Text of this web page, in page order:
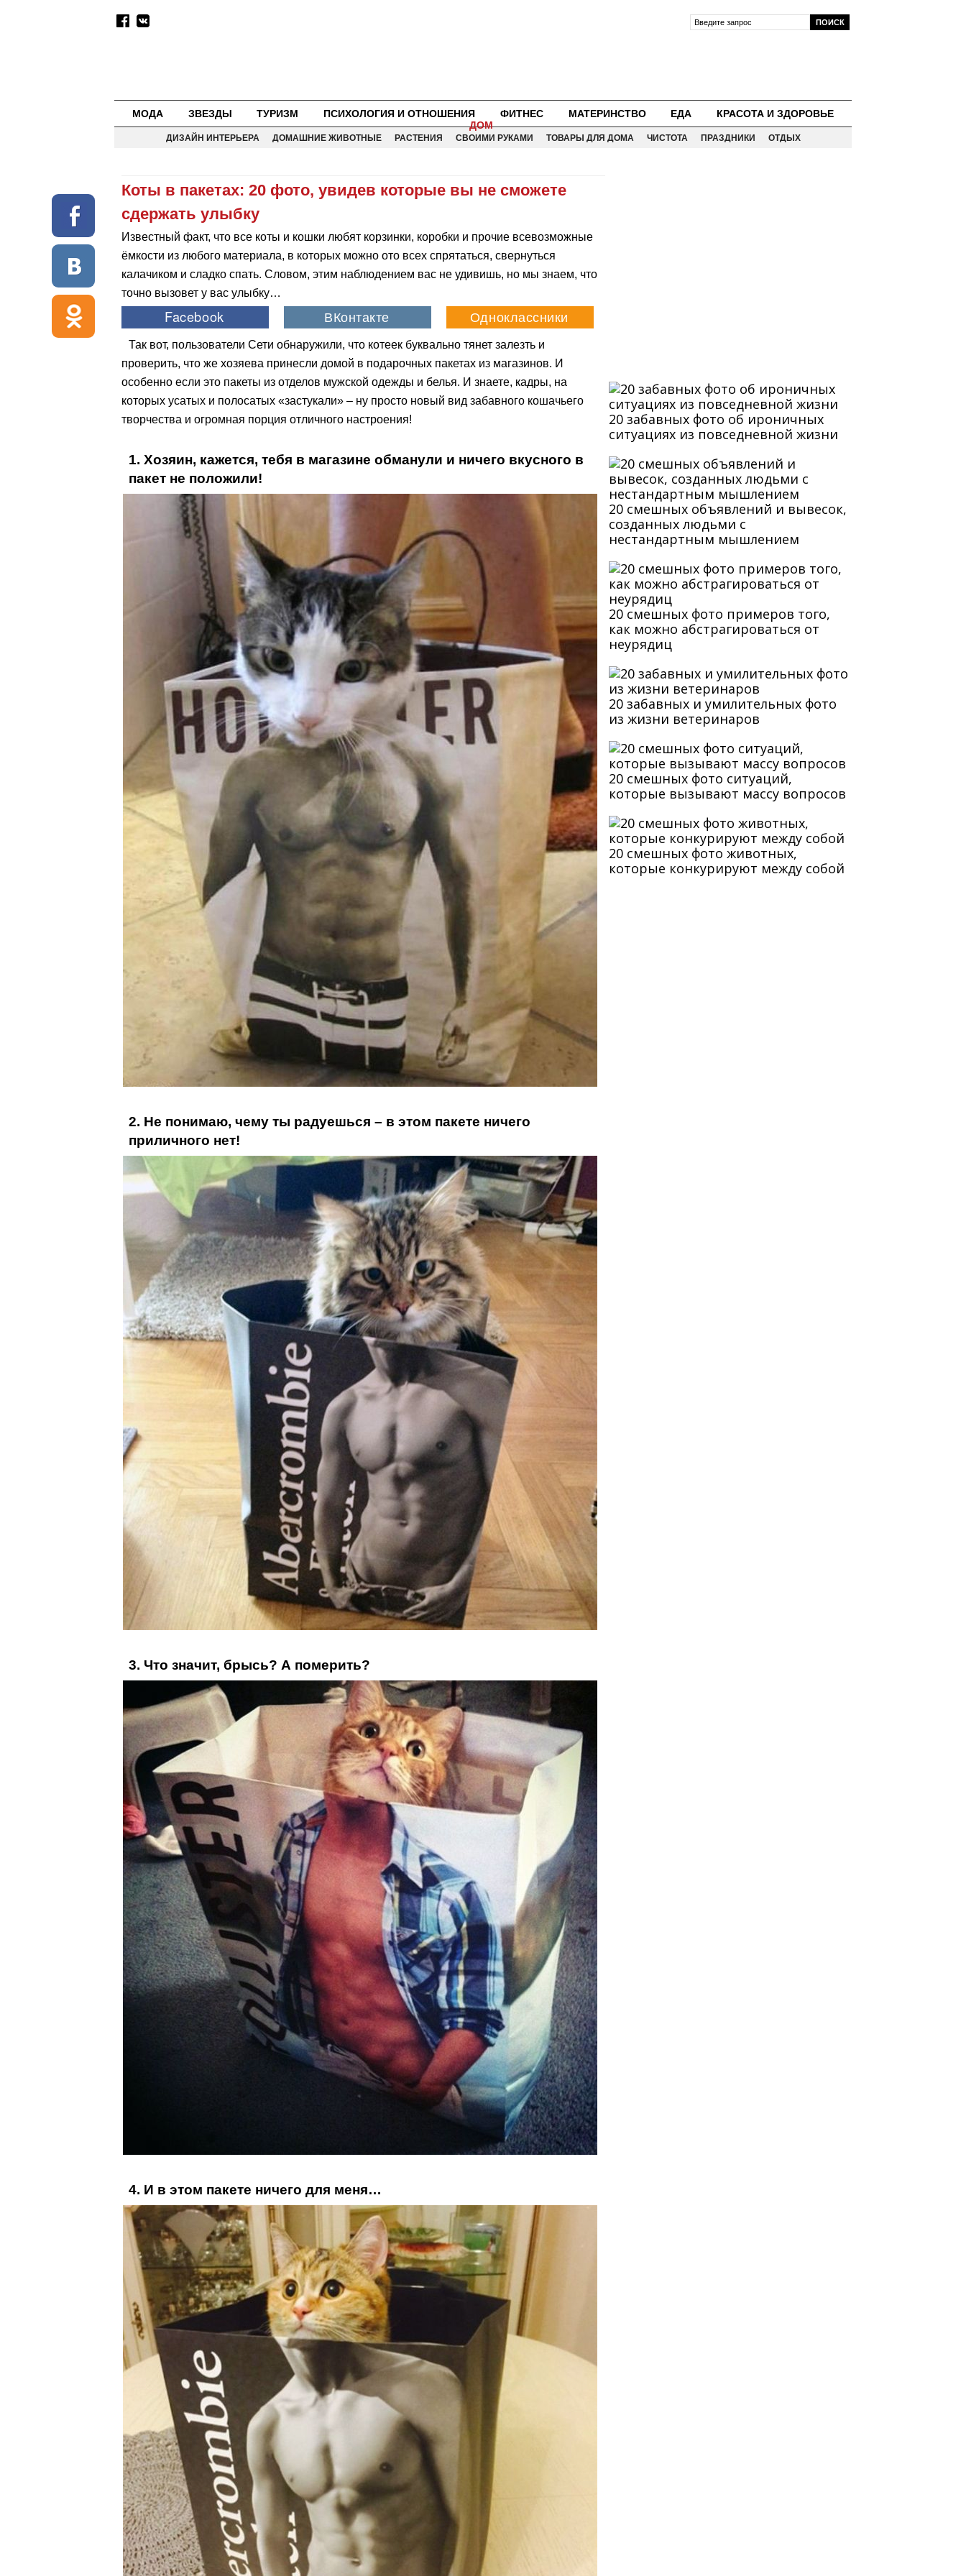
МОДА ЗВЕЗДЫ ТУРИЗМ ПСИХОЛОГИЯ И ОТНОШЕНИЯ ФИТНЕС МАТЕРИНСТВО ЕДА
КРАСОТА И ЗДОРОВЬЕ
ДОМ
ДИЗАЙН ИНТЕРЬЕРА ДОМАШНИЕ ЖИВОТНЫЕ РАСТЕНИЯ СВОИМИ РУКАМИ ТОВАРЫ ДЛЯ ДОМА ЧИСТОТА ПРАЗДНИКИ ОТДЫХ
Коты в пакетах: 20 фото, увидев которые вы не сможете
сдержать улыбку
Известный факт, что все коты и кошки любят корзинки, коробки и прочие всевозможные
ёмкости из любого материала, в которых можно ото всех спрятаться, свернуться
калачиком и сладко спать. Словом, этим наблюдением вас не удивишь, но мы знаем, что
точно вызовет у вас улыбку…
Так вот, пользователи Сети обнаружили, что котеек буквально тянет залезть и
проверить, что же хозяева принесли домой в подарочных пакетах из магазинов. И
особенно если это пакеты из отделов мужской одежды и белья. И знаете, кадры, на
которых усатых и полосатых «застукали» – ну просто новый вид забавного кошачьего
творчества и огромная порция отличного настроения!
1. Хозяин, кажется, тебя в магазине обманули и ничего вкусного в
пакет не положили!
2. Не понимаю, чему ты радуешься – в этом пакете ничего
приличного нет!
3. Что значит, брысь? А померить?
4. И в этом пакете ничего для меня…
20 забавных фото об ироничных
ситуациях из повседневной жизни
20 смешных объявлений и вывесок,
созданных людьми с
нестандартным мышлением
20 смешных фото примеров того,
как можно абстрагироваться от
неурядиц
20 забавных и умилительных фото
из жизни ветеринаров
20 смешных фото ситуаций,
которые вызывают массу вопросов
20 смешных фото животных,
которые конкурируют между собой